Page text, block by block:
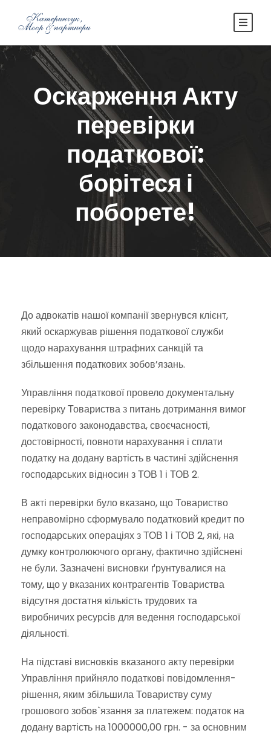
Оскарження Акту
перевірки
податкової:
борітеся і
поборете!
До адвокатів нашої компанії звернувся клієнт,
який оскаржував рішення податкової служби
щодо нарахування штрафних санкцій та
збільшення податкових зобов’язань.
Управління податкової провело документальну
перевірку Товариства з питань дотримання вимог
податкового законодавства, своєчасності,
достовірності, повноти нарахування і сплати
податку на додану вартість в частині здійснення
господарських відносин з ТОВ 1 і ТОВ 2.
В акті перевірки було вказано, що Товариство
неправомірно сформувало податковий кредит по
господарських операціях з ТОВ 1 і ТОВ 2, які, на
думку контролюючого органу, фактично здійснені
не були. Зазначені висновки ґрунтувалися на
тому, що у вказаних контрагентів Товариства
відсутня достатня кількість трудових та
виробничих ресурсів для ведення господарської
діяльності.
На підставі висновків вказаного акту перевірки
Управління прийняло податкові повідомлення-
рішення, яким збільшила Товариству суму
грошового зобов`язання за платежем: податок на
додану вартість на 1000000,00 грн. - за основним